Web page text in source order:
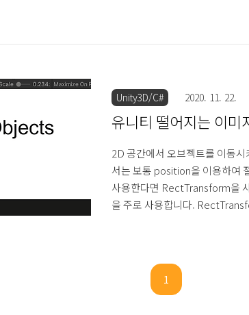
Unity3D/C# 2020. 11. 22.
유니티 떨어지는 이미
2D 공간에서 오브젝트를 이동
서는 보통 position을 이용하여
사용한다면 RectTransform을
을 주로 사용합니다.
(Vector2.down) 하여 오브젝트
받아서 왼쪽 마우스를 클릭했을..
1